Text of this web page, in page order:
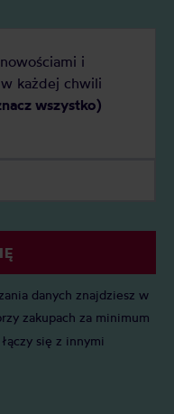
i
każdej chwili
wszystko)
danych znajdziesz w
zakupach za minimum
się z innymi